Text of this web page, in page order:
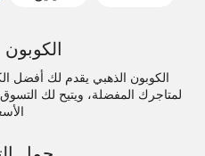
الكوبون الذهبي يقدم لك أفضل
لمتاجرك المفضلة، ويتيح لك